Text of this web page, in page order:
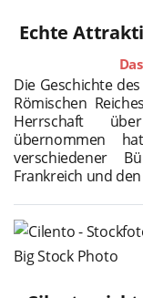
Echte
Die Geschichte
Römischen
Herrschaft
übernommen
verschiedener
Frankreich und